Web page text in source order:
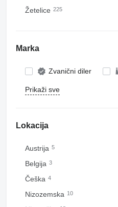
Žetelice 225
Marka
Zvanični diler
Prikaži sve
Lokacija
Austrija 5
Belgija 3
Češka 4
Nizozemska 10